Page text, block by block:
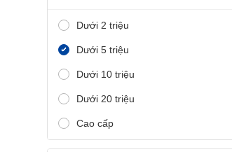
Dưới 2 triệu
Dưới 5 triệu
Dưới 10 triệu
Dưới 20 triệu
Cao cấp